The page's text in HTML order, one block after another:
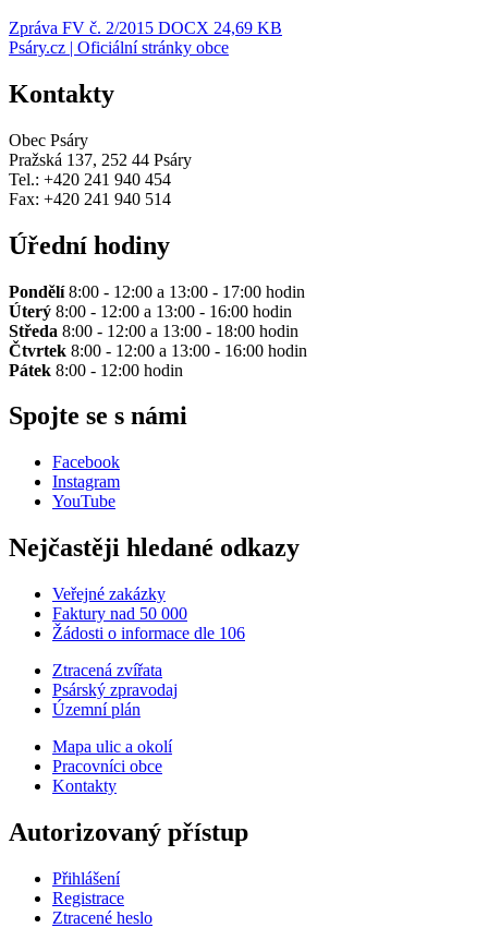
Zpráva FV č. 2/2015 DOCX 24,69 KB
Psáry.cz | Oficiální stránky obce
Kontakty
Obec Psáry
Pražská 137, 252 44 Psáry
Tel.: +420 241 940 454
Fax: +420 241 940 514
Úřední hodiny
Pondělí8:00 - 12:00 a 13:00 - 17:00 hodin
Úterý 8:00 - 12:00 a 13:00 - 16:00 hodin
Středa 8:00 - 12:00 a 13:00 - 18:00 hodin
Čtvrtek 8:00 - 12:00 a 13:00 - 16:00 hodin
Pátek 8:00 - 12:00 hodin
Spojte se s námi
Facebook
Instagram
YouTube
Nejčastěji hledané odkazy
Veřejné zakázky
Faktury nad 50 000
Žádosti o informace dle 106
Ztracená zvířata
Psárský zpravodaj
Územní plán
Mapa ulic a okolí
Pracovníci obce
Kontakty
Autorizovaný přístup
Přihlášení
Registrace
Ztracené heslo